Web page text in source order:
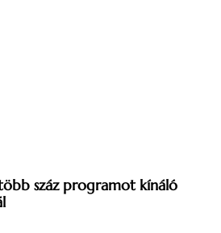
száz programot kínáló